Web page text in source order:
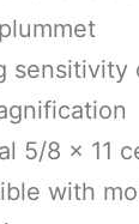
sensitivity
5/8 x 11
with